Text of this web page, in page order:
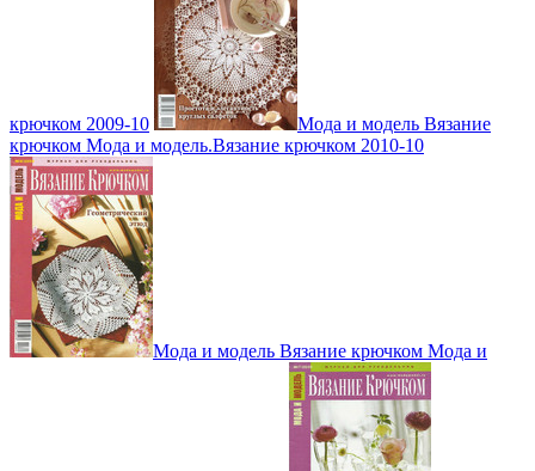
крючком 2009-10
Мода и модель Вязание
крючком Мода и модель.Вязание крючком 2010-10
Мода и модель Вязание крючком Мода и